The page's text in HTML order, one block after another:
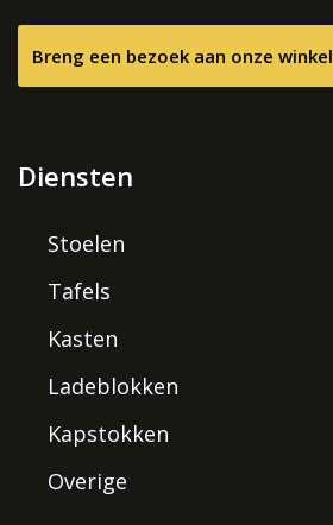
Breng een bezoek aan onze winkel
Diensten
Stoelen
Tafels
Kasten
Ladeblokken
Kapstokken
Overige